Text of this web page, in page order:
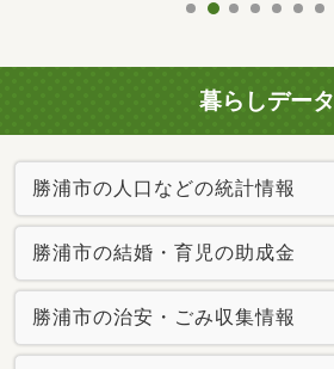
暮らしデータ
勝浦市の人口などの統計情報
勝浦市の結婚・育児の助成金
勝浦市の治安・ごみ収集情報